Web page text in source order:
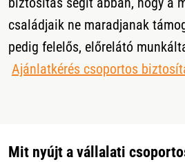
családjaik ne maradjanak
pedig felelős, előrelátó
Ajánlatkérés csoportos
Mit nyújt a vállalati